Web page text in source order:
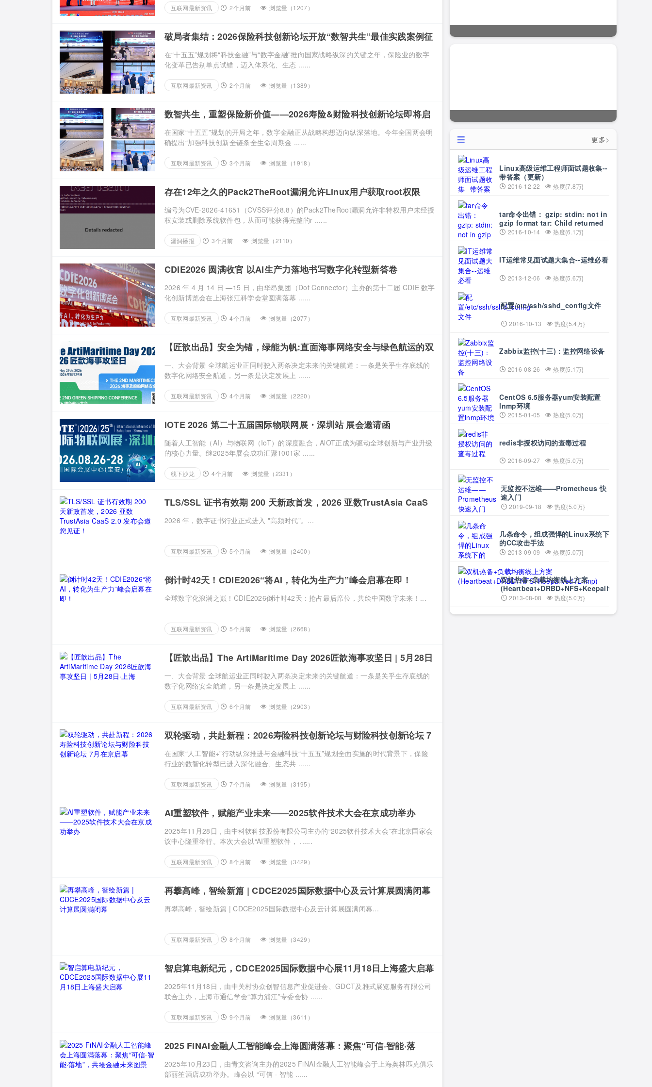
互联网最新资讯 2个月前 浏览量（1207）
破局者集结：2026保险科技创新论坛开放“数智共生”最佳实践案例征
在“十五五”规划将“科技金融”与“数字金融”推向国家战略纵深的关键之年，保险业的数字
化变革已告别单点试错，迈入体系化、生态 ......
互联网最新资讯 2个月前 浏览量（1389）
数智共生，重塑保险新价值——2026寿险&财险科技创新论坛即将启
在国家“十五五”规划的开局之年，数字金融正从战略构想迈向纵深落地。今年全国两会明
确提出“加强科技创新全链条全生命周期金 ......
互联网最新资讯 3个月前 浏览量（1918）
存在12年之久的Pack2TheRoot漏洞允许Linux用户获取root权限
编号为CVE-2026-41651（CVSS评分8.8）的Pack2TheRoot漏洞允许非特权用户未经授
权安装或删除系统软件包，从而可能获得完整的r ......
漏洞播报 3个月前 浏览量（2110）
CDIE2026 圆满收官 以AI生产力落地书写数字化转型新答卷
2026 年 4 月 14 日 —15 日，由华昂集团（Dot Connector）主办的第十二届 CDIE 数字
化创新博览会在上海张江科学会堂圆满落幕 ......
互联网最新资讯 4个月前 浏览量（2077）
【匠歆出品】安全为锚，绿能为帆:直面海事网络安全与绿色航运的双
重挑战@The ArtiMaritime Day 2026匠歆海事攻坚日 | 5月29日·上
海
一、大会背景 全球航运业正同时驶入两条决定未来的关键航道：一条是关乎生存底线的
数字化网络安全航道，另一条是决定发展上 ......
互联网最新资讯 4个月前 浏览量（2220）
IOTE 2026 第二十五届国际物联网展・深圳站 展会邀请函
随着人工智能（AI）与物联网（IoT）的深度融合，AlOT正成为驱动全球创新与产业升级
的核心力量。继2025年展会成功汇聚1001家 ......
线下沙龙 4个月前 浏览量（2331）
TLS/SSL 证书有效期 200 天新政首发，2026 亚数TrustAsia CaaS
2.0 发布会邀您见证！
2026 年，数字证书行业正式进入 "高频时代"。...
互联网最新资讯 5个月前 浏览量（2400）
倒计时42天！CDIE2026“将AI，转化为生产力”峰会启幕在即！
全球数字化浪潮之巅！CDIE2026倒计时42天：抢占最后席位，共绘中国数字未来！...
互联网最新资讯 5个月前 浏览量（2668）
【匠歆出品】The ArtiMaritime Day 2026匠歆海事攻坚日 | 5月28日
·上海
一、大会背景 全球航运业正同时驶入两条决定未来的关键航道：一条是关乎生存底线的
数字化网络安全航道，另一条是决定发展上 ......
互联网最新资讯 6个月前 浏览量（2903）
双轮驱动，共赴新程：2026寿险科技创新论坛与财险科技创新论坛 7
月在京启幕
在国家“人工智能+”行动纵深推进与金融科技“十五五”规划全面实施的时代背景下，保险
行业的数智化转型已进入深化融合、生态共 ......
互联网最新资讯 7个月前 浏览量（3195）
AI重塑软件，赋能产业未来——2025软件技术大会在京成功举办
2025年11月28日，由中科软科技股份有限公司主办的“2025软件技术大会”在北京国家会
议中心隆重举行。本次大会以“AI重塑软件， ......
互联网最新资讯 8个月前 浏览量（3429）
再攀高峰，智绘新篇 | CDCE2025国际数据中心及云计算展圆满闭幕
再攀高峰，智绘新篇 | CDCE2025国际数据中心及云计算展圆满闭幕...
互联网最新资讯 8个月前 浏览量（3429）
智启算电新纪元，CDCE2025国际数据中心展11月18日上海盛大启幕
2025年11月18日，由中关村协众创智信息产业促进会、GDCT及雅式展览服务有限公司
联合主办，上海市通信学会“算力浦江”专委会协 ......
互联网最新资讯 9个月前 浏览量（3611）
2025 FiNAI金融人工智能峰会上海圆满落幕：聚焦“可信·智能·落
地”，共绘金融未来图景
2025年10月23日，由青文咨询主办的2025 FiNAI金融人工智能峰会于上海奥林匹克俱乐
部丽笙酒店成功举办。峰会以 “可信 · 智能 ......
更多>
Linux高级运维工程师面试题收集--
带答案（更新）
2016-12-22 热度{7.8万}
tar命令出错： gzip: stdin: not in
gzip format tar: Child returned
status 1 tar: Error
2016-10-14 热度{6.1万}
IT运维常见面试题大集合--运维必看
2013-12-06 热度{5.6万}
配置/etc/ssh/sshd_config文件
2016-10-13 热度{5.4万}
Zabbix监控(十三)：监控网络设备
2016-08-26 热度{5.1万}
CentOS 6.5服务器yum安装配置
lnmp环境
2015-01-05 热度{5.0万}
redis非授权访问的查毒过程
2016-09-27 热度{5.0万}
无监控不运维——Prometheus 快
速入门
2019-09-18 热度{5.0万}
几条命令，组成强悍的Linux系统下
的CC攻击手法
2013-09-09 热度{5.0万}
双机热备+负载均衡线上方案
(Heartbeat+DRBD+NFS+Keepalived+Lnmp)
2013-08-08 热度{5.0万}